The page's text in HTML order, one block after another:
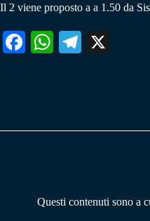
Il 2 viene proposto a a 1.50 da
Fa W
pp
Te
m
Questi contenuti sono a